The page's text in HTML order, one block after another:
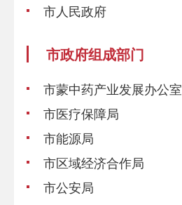
市人民政府
市政府组成部门
市蒙中药产业发展办公室
市医疗保障局
市能源局
市区域经济合作局
市公安局